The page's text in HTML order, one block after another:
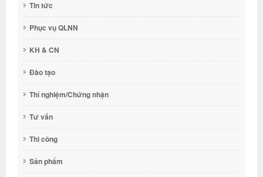
Tin tức
Phục vụ QLNN
KH & CN
Đào tạo
Thí nghiệm/Chứng nhận
Tư vấn
Thi công
Sản phẩm